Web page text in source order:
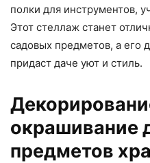
полки для инструментов,
Этот стеллаж станет
садовых предметов, а его
придаст даче уют и стиль.
окрашивание
предметов